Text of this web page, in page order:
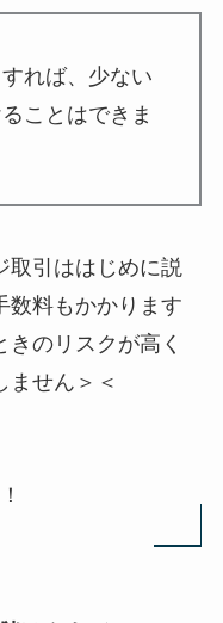
れば、少ない
ことはできま
取引ははじめに説
数料もかかります
きのリスクが高く
ません＞＜